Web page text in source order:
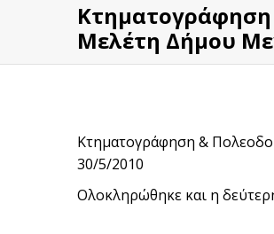
Μελέτη Δήμου
Κτηματογράφηση &
30/5/2010
Ολοκληρώθηκε και η